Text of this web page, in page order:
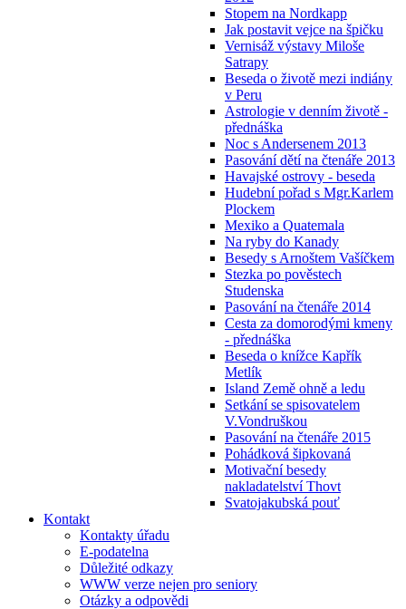
Stopem na Nordkapp
Jak postavit vejce na špičku
Vernisáž výstavy Miloše
Satrapy
Beseda o životě mezi indiány
v Peru
Astrologie v denním životě -
přednáška
Noc s Andersenem 2013
Pasování dětí na čtenáře 2013
Havajské ostrovy - beseda
Hudební pořad s Mgr.Karlem
Plockem
Mexiko a Quatemala
Na ryby do Kanady
Besedy s Arnoštem Vašíčkem
Stezka po pověstech
Studenska
Pasování na čtenáře 2014
Cesta za domorodými kmeny
- přednáška
Beseda o knížce Kapřík
Metlík
Island Země ohně a ledu
Setkání se spisovatelem
V.Vondruškou
Pasování na čtenáře 2015
Pohádková šipkovaná
Motivační besedy
nakladatelství Thovt
Svatojakubská pouť
Kontakt
Kontakty úřadu
E-podatelna
Důležité odkazy
WWW verze nejen pro seniory
Otázky a odpovědi